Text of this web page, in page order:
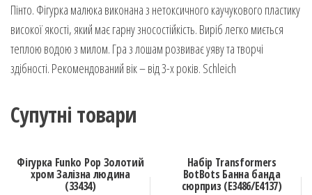
Пінто. Фігурка малюка виконана з нетоксичного каучукового пластику
високої якості, який має гарну зносостійкість. Виріб легко миється
теплою водою з милом. Гра з лошам розвиває уяву та творчі
здібності. Рекомендований вік – від 3-х років. Schleich
Супутні товари
Фігурка Funko Pop Золотий
хром Залізна людина
(33434)
Набір Transformers
BotBots Банна банда
сюрприз (E3486/E4137)